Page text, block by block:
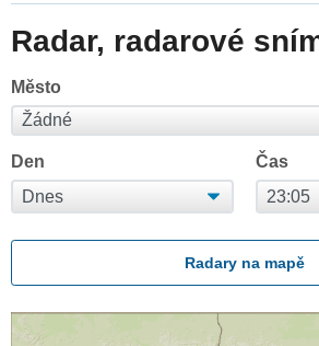
Radar, radarové
Město
Den Čas
Radary na mapě